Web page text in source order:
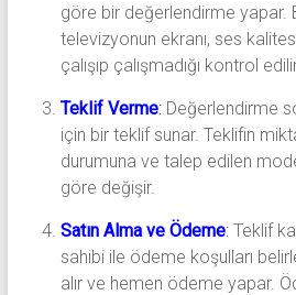
göre bir değerlendirme yapar.
televizyonun ekranı, ses
çalışıp çalışmadığı kontrol
Teklif Verme:Değerlendirme
için bir teklif sunar. Teklifin
durumuna ve talep edilen
göre değişir.
Satın Alma ve Ödeme:Teklif
sahibi ile ödeme koşulları
alır ve hemen ödeme yapar.